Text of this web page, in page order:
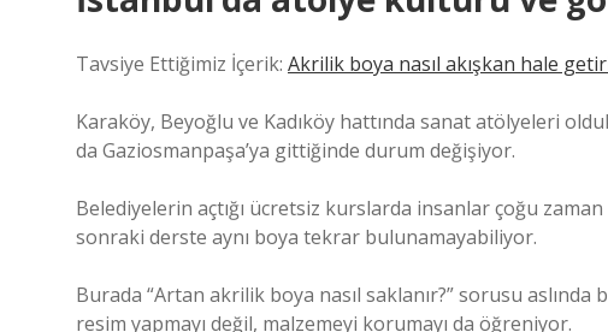
Tavsiye Ettiğimiz İçerik: Akrilik boya nasıl akışkan hale
Karaköy, Beyoğlu ve Kadıköy hattında sanat atölyeleri
da Gaziosmanpaşa’ya gittiğinde durum değişiyor.
Belediyelerin açtığı ücretsiz kurslarda insanlar çoğu
sonraki derste aynı boya tekrar bulunamayabiliyor.
Burada “Artan akrilik boya nasıl saklanır?” sorusu
resim yapmayı değil, malzemeyi korumayı da öğreniyor.